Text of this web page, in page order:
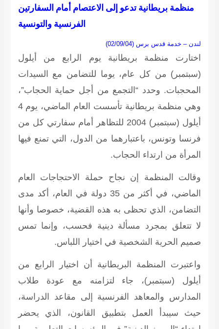
منظمة بريطانية تدعو إلى الاعتصام أمام السفارتين
الفرنسية والتونسية
لندن – خدمة قدس برس (02/09/04)
اختارت منظمة بريطانية يوم الرابع من أيلول
(سبتمبر) من كل عام، يوما للتضامن مع السيدات
المحجبات. وحدد “التجمع من أجل حماية الحجاب”،
وهي منظمة بريطانية تأسست العام الماضي، يوم 4
أيلول (سبتمبر) 2004 للتظاهر أمام سفارتي كل من
فرنسا وتونس، باعتبارهما من الدول، التي تمنع فيها
المرأة من ارتداء الحجاب.
وقالت المنظمة إن نجاح حملة الاحتجاجات العام
الماضي، في أكثر من 35 دولة في العام، أكد مدى
التضامن، الذي تحظى به هذه القضية، خصوصا وأنها
لا تتعلق بمجرد مسألة دينية فحسب، وإنما تمس
صميم الحرية الشخصية في اختيار اللباس.
واعتبرت المنظمة البريطانية أن اختيار الرابع من
أيلول (سبتمبر)، جاء لتزامنه مع عودة طلاب
المدارس والمعاهد الفرنسية إلى مقاعد الدراسة،
حيث سيبدأ العمل بتطبيق القانون، الذي يحضر